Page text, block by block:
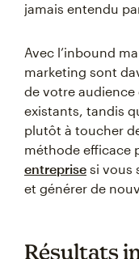
jamais entendu
Avec l’inbound
marketing sont
de votre audience
existants, tandis
plutôt à toucher
méthode efficace
entreprise si vous
et générer de
Résultats